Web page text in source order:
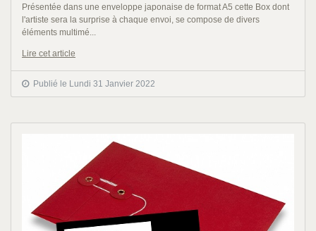
Présentée dans une enveloppe japonaise de format A5 cette Box dont
l'artiste sera la surprise à chaque envoi, se compose de divers
éléments multimé...
Lire cet article
Publié le Lundi 31 Janvier 2022